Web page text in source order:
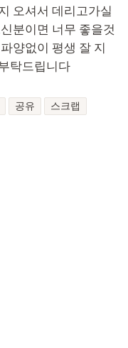
오셔서 데리고가실
분이면 너무 좋을것
양없이 평생 잘 지
탁드립니다
공유 스크랩